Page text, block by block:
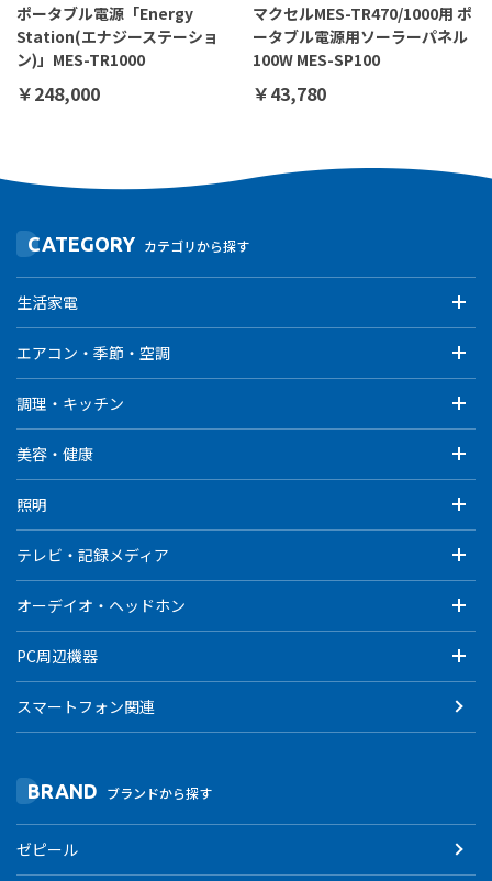
ポータブル電源「Energy
Station(エナジーステーショ
ン)」MES-TR1000
￥248,000
マクセルMES-TR470/1000用 ポ
ータブル電源用ソーラーパネル
100W MES-SP100
￥43,780
CATEGORY カテゴリから探す
生活家電
エアコン・季節・空調
調理・キッチン
美容・健康
照明
テレビ・記録メディア
オーデイオ・ヘッドホン
PC周辺機器
スマートフォン関連
BRAND ブランドから探す
ゼピール